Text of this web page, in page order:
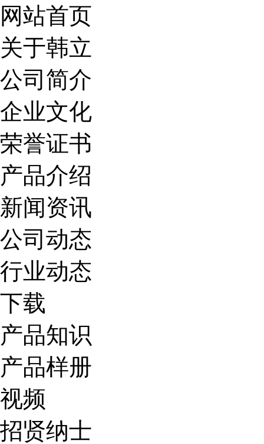
网站首页
关于韩立
公司简介
企业文化
荣誉证书
产品介绍
新闻资讯
公司动态
行业动态
下载
产品知识
产品样册
视频
招贤纳士